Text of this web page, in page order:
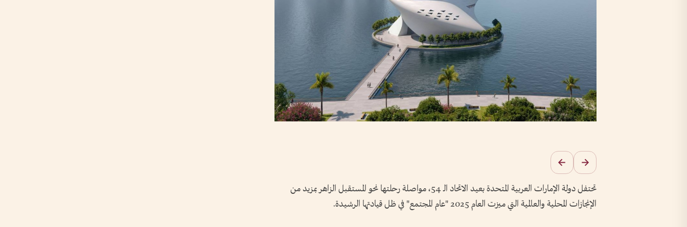
تحتفل دولة الإمارات العربية المتحدة بعيد الاتحاد الـ 54، مواصلة رحلتها نحو المستقبل الزاهر بمزيد من
الإنجازات المحلية والعالمية التي ميزت العام 2025 "عام المجتمع" في ظل قيادتها الرشيدة.